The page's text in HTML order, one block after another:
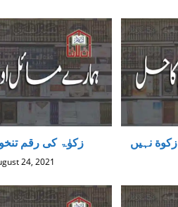
زکوٰۃ کی رقم
24, 2021
نہیں